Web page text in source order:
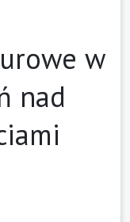
w
nad